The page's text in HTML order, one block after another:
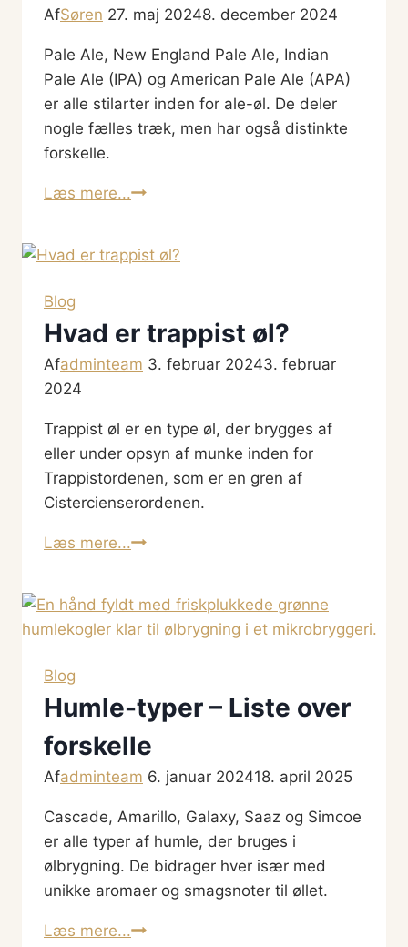
AfSøren 27. maj 20248. december 2024
Pale Ale, New England Pale Ale, Indian
Pale Ale (IPA) og American Pale Ale (APA)
er alle stilarter inden for ale-øl. De deler
nogle fælles træk, men har også distinkte
forskelle.
Læs mere...Hvad
Ale
NEPA,
APA)
forskellene?
Blog
Hvad er trappist øl?
Afadminteam 3. februar 20243. februar
2024
Trappist øl er en type øl, der brygges af
eller under opsyn af munke inden for
Trappistordenen, som er en gren af
Cistercienserordenen.
Læs mere...Hvad
øl?
Blog
Humle-typer – Liste over
forskelle
Afadminteam 6. januar 202418. april 2025
Cascade, Amarillo, Galaxy, Saaz og Simcoe
er alle typer af humle, der bruges i
ølbrygning. De bidrager hver især med
unikke aromaer og smagsnoter til øllet.
Læs mere...Humle-